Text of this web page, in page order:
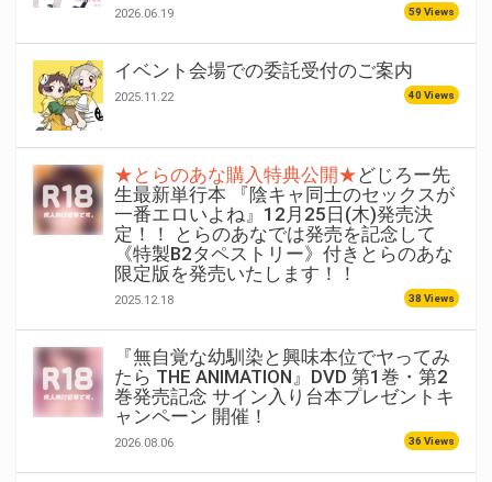
2026.06.19 59 Views
イベント会場での委託受付のご案内
2025.11.22 40 Views
★とらのあな購入特典公開★どじろー先
生最新単行本 『陰キャ同士のセックスが
一番エロいよね』12月25日(木)発売決
定！！ とらのあなでは発売を記念して
《特製B2タペストリー》付きとらのあな
限定版を発売いたします！！
2025.12.18 38 Views
『無自覚な幼馴染と興味本位でヤってみ
たら THE ANIMATION』DVD 第1巻・第2
巻発売記念 サイン入り台本プレゼントキ
ャンペーン 開催！
2026.08.06 36 Views